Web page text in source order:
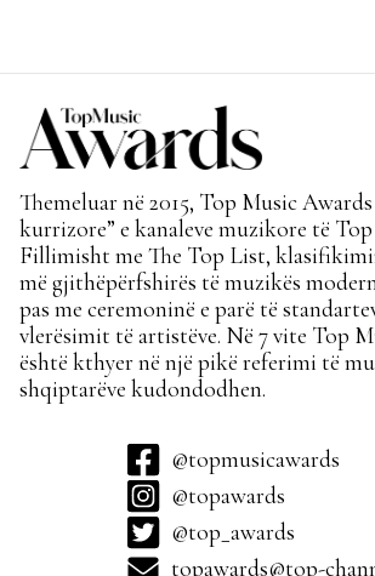
Themeluar në 2015, Top Music
kurrizore” e kanaleve muzikore të
Fillimisht me The Top List,
më gjithëpërfshirës të muzikës
pas me ceremoninë e parë të
vlerësimit të artistëve. Në 7 vite Top
është kthyer në një pikë referimi të
shqiptarëve kudondodhen.
@topmusicawards
@topawards
@top_awards
topawards@top-